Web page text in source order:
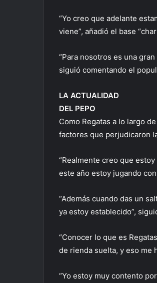
“Yo creo que adelante
viene”, añadió el base
“Para nosotros es una
siguió comentando el
LA ACTUALIDAD
DEL PEPO
Como Regatas a lo largo
factores que perjudicaron
“Realmente creo que
este año estoy jugando
“Además cuando das un
ya estoy establecido”,
“Conocer lo que es
de rienda suelta, y eso me
“Yo estoy muy contento